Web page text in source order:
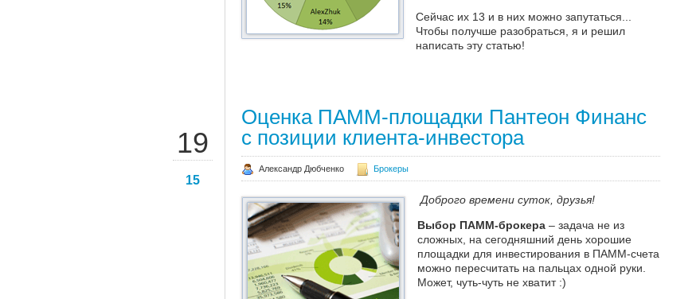
Сейчас их 13 и в них можно запутаться...
Чтобы получше разобраться, я и решил
написать эту статью!
19
15
Оценка ПАММ-площадки Пантеон Финанс
с позиции клиента-инвестора
Александр Дюбченко Брокеры
Доброго времени суток, друзья!
Выбор ПАММ-брокера – задача не из
сложных, на сегодняшний день хорошие
площадки для инвестирования в ПАММ-счета
можно пересчитать на пальцах одной руки.
Может, чуть-чуть не хватит :)